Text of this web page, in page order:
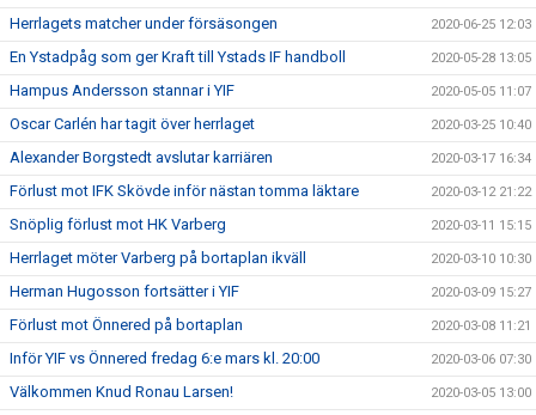
Herrlagets matcher under försäsongen 2020-06-25 12:03
En Ystadpåg som ger Kraft till Ystads IF handboll 2020-05-28 13:05
Hampus Andersson stannar i YIF 2020-05-05 11:07
Oscar Carlén har tagit över herrlaget 2020-03-25 10:40
Alexander Borgstedt avslutar karriären 2020-03-17 16:34
Förlust mot IFK Skövde inför nästan tomma läktare 2020-03-12 21:22
Snöplig förlust mot HK Varberg 2020-03-11 15:15
Herrlaget möter Varberg på bortaplan ikväll 2020-03-10 10:30
Herman Hugosson fortsätter i YIF 2020-03-09 15:27
Förlust mot Önnered på bortaplan 2020-03-08 11:21
Inför YIF vs Önnered fredag 6:e mars kl. 20:00 2020-03-06 07:30
Välkommen Knud Ronau Larsen! 2020-03-05 13:00